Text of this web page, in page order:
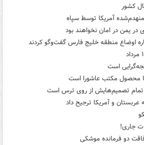
کشور
آمریکا توسط سپاه
در یمن در امان نخواهند بود
اوضاع منطقه خلیج فارس گفت‌وگو کردند
است
محصول مکتب عاشورا است
تمام تصمیم‌هایش از روی ترس است
عربستان و آمریکا ترجیح داد
جاری!
دو فرمانده‌ موشکی